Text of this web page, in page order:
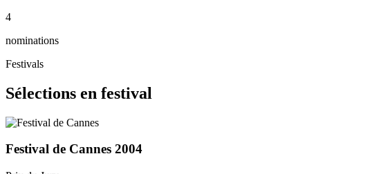
4
nominations
Festivals
Sélections en festival
Festival de Cannes 2004